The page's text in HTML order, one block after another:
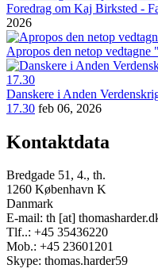
Foredrag om Kaj Birksted -
2026
Apropos den netop vedtagne
Danskere i Anden
17.30 feb 06, 2026
Kontaktdata
Bredgade 51, 4., th.
1260 København K
Danmark
E-mail: th [at]
Tlf..: +45 35436220
Mob.: +45 23601201
Skype: thomas.harder59